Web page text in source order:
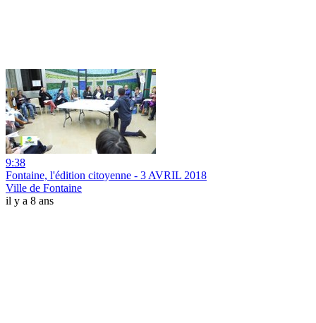
9:38
Fontaine, l'édition citoyenne - 3 AVRIL 2018
Ville de Fontaine
il y a 8 ans